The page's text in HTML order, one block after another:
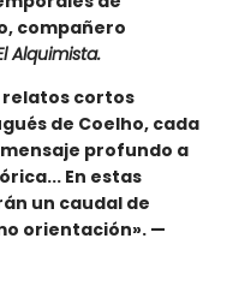
compañero
Alquimista.
relatos cortos
de Coelho, cada
profundo a
En estas
un caudal de
orientación». —